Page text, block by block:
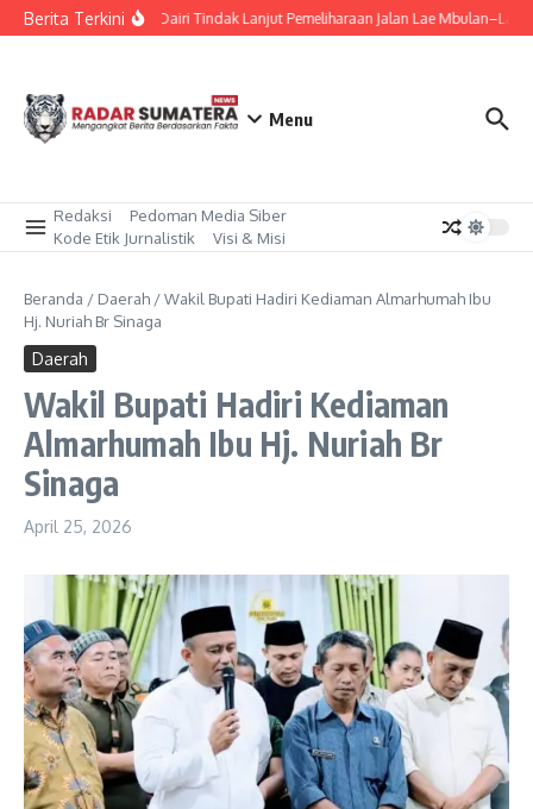
Lewati ke konten
Berita TerkiniBupati Dairi Tindak Lanjut Pemeliharaan Jalan Lae Mbulan–Lae
Menu
Redaksi
Pedoman Media Siber
Kode Etik Jurnalistik
Visi & Misi
Beranda / Daerah /Wakil Bupati Hadiri Kediaman Almarhumah Ibu
Hj. Nuriah Br Sinaga
Daerah
Wakil Bupati Hadiri Kediaman
Almarhumah Ibu Hj. Nuriah Br
Sinaga
April 25, 2026